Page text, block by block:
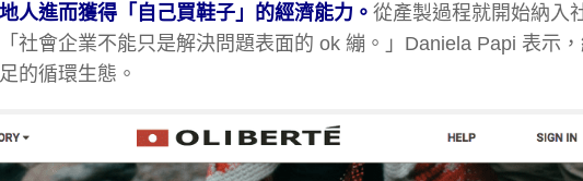
人進而獲得「自己買鞋子」的經濟能力。 從產製過程就開始納入
社會企業不能只是解決問題表面的 ok 繃。」Daniela Papi 表示
的循環生態。